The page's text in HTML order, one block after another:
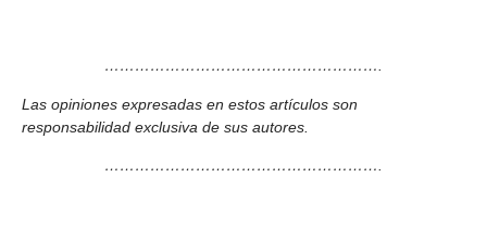
……………………………………………….
Las opiniones expresadas en estos artículos son
responsabilidad exclusiva de sus autores.
……………………………………………….